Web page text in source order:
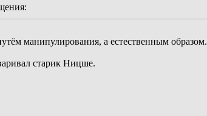
манипулирования, а естественным образом.
старик Ницше.